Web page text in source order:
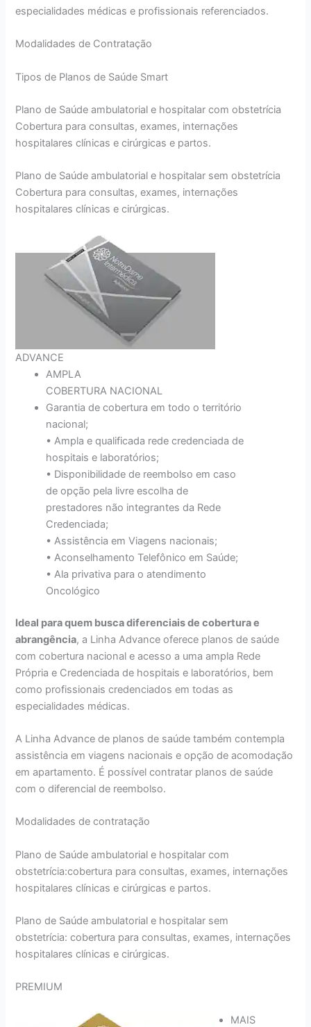
especialidades médicas e profissionais referenciados.
Modalidades de Contratação
Tipos de Planos de Saúde Smart
Plano de Saúde ambulatorial e hospitalar com obstetrícia
Cobertura para consultas, exames, internações
hospitalares clínicas e cirúrgicas e partos.
Plano de Saúde ambulatorial e hospitalar sem obstetrícia
Cobertura para consultas, exames, internações
hospitalares clínicas e cirúrgicas.
ADVANCE
AMPLA
COBERTURA NACIONAL
Garantia de cobertura em todo o território
nacional;
• Ampla e qualificada rede credenciada de
hospitais e laboratórios;
• Disponibilidade de reembolso em caso
de opção pela livre escolha de
prestadores não integrantes da Rede
Credenciada;
• Assistência em Viagens nacionais;
• Aconselhamento Telefônico em Saúde;
• Ala privativa para o atendimento
Oncológico
Ideal para quem busca diferenciais de cobertura e
abrangência, a Linha Advance oferece planos de saúde
com cobertura nacional e acesso a uma ampla Rede
Própria e Credenciada de hospitais e laboratórios, bem
como profissionais credenciados em todas as
especialidades médicas.
A Linha Advance de planos de saúde também contempla
assistência em viagens nacionais e opção de acomodação
em apartamento. É possível contratar planos de saúde
com o diferencial de reembolso.
Modalidades de contratação
Plano de Saúde ambulatorial e hospitalar com
obstetrícia:cobertura para consultas, exames, internações
hospitalares clínicas e cirúrgicas e partos.
Plano de Saúde ambulatorial e hospitalar sem
obstetrícia: cobertura para consultas, exames, internações
hospitalares clínicas e cirúrgicas.
PREMIUM
MAIS